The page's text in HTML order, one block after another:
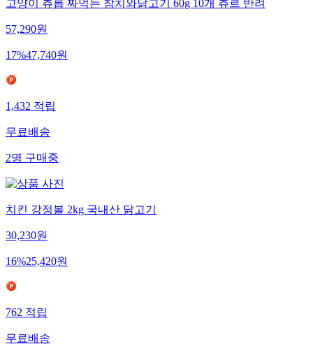
고양이 츄릅 짜먹는 참치와닭고기 60g 10개 츄르 반려
57,290원
17%47,740원
1,432적립
무료배송
2명구매중
치킨 강정볼 2kg 국내산 닭고기
30,230원
16%25,420원
762적립
무료배송